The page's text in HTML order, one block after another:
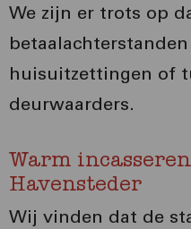
We zijn er trots op
huisuitzettingen of
deurwaarders.
Warm
Havensteder
Wij vinden dat de